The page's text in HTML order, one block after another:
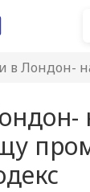
на протест срещу